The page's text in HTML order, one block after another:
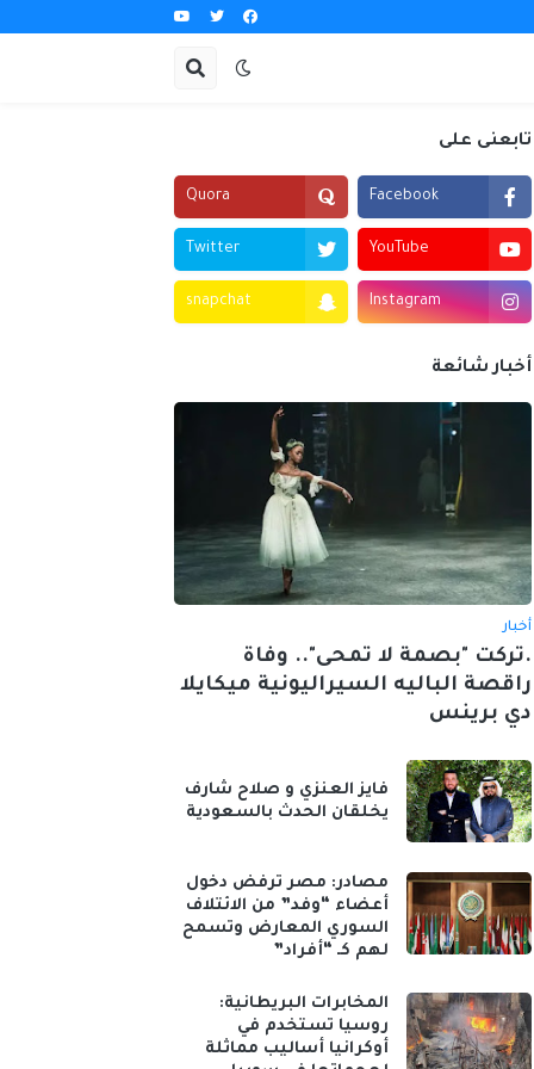
تابعنى على
Facebook
Quora
YouTube
Twitter
Instagram
snapchat
أخبار شائعة
أخبار
.تركت "بصمة لا تمحى".. وفاة
راقصة الباليه السيراليونية ميكايلا
دي برينس
فايز العنزي و صلاح شارف
يخلقان الحدث بالسعودية
مصادر: مصر ترفض دخول
أعضاء “وفد” من الائتلاف
السوري المعارض وتسمح
لهم كـ “أفراد”
المخابرات البريطانية:
روسيا تستخدم في
أوكرانيا أساليب مماثلة